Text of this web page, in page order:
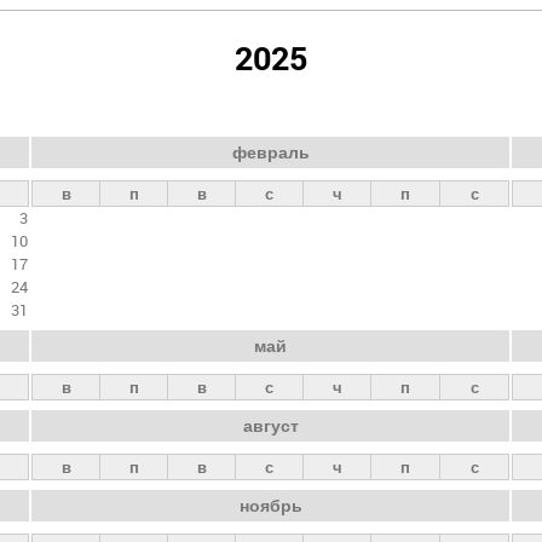
2025
3
10
17
24
31
февраль
в п в с ч п с
май
в п в с ч п с
август
в п в с ч п с
ноябрь